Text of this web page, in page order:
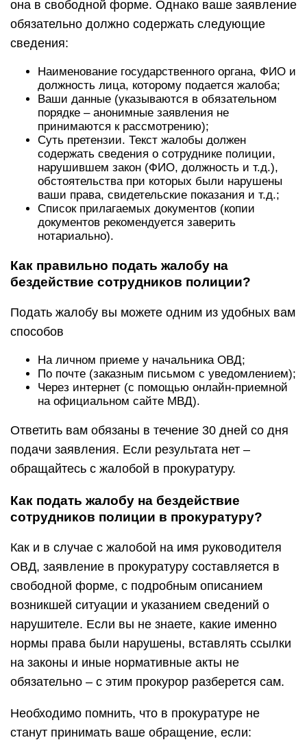
она в свободной форме. Однако ваше заявление
обязательно должно содержать следующие
сведения:
Наименование государственного органа, ФИО и
должность лица, которому подается жалоба;
Ваши данные (указываются в обязательном
порядке – анонимные заявления не
принимаются к рассмотрению);
Суть претензии. Текст жалобы должен
содержать сведения о сотруднике полиции,
нарушившем закон (ФИО, должность и т.д.),
обстоятельства при которых были нарушены
ваши права, свидетельские показания и т.д.;
Список прилагаемых документов (копии
документов рекомендуется заверить
нотариально).
Как правильно подать жалобу на
бездействие сотрудников полиции?
Подать жалобу вы можете одним из удобных вам
способов
На личном приеме у начальника ОВД;
По почте (заказным письмом с уведомлением);
Через интернет (с помощью онлайн-приемной
на официальном сайте МВД).
Ответить вам обязаны в течение 30 дней со дня
подачи заявления. Если результата нет –
обращайтесь с жалобой в прокуратуру.
Как подать жалобу на бездействие
сотрудников полиции в прокуратуру?
Как и в случае с жалобой на имя руководителя
ОВД, заявление в прокуратуру составляется в
свободной форме, с подробным описанием
возникшей ситуации и указанием сведений о
нарушителе. Если вы не знаете, какие именно
нормы права были нарушены, вставлять ссылки
на законы и иные нормативные акты не
обязательно – с этим прокурор разберется сам.
Необходимо помнить, что в прокуратуре не
станут принимать ваше обращение, если: